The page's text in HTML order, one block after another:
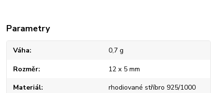
Parametry
Váha 0,7 g
Rozměr 12 x 5 mm
Materiál rhodiované stříbro 925/1000